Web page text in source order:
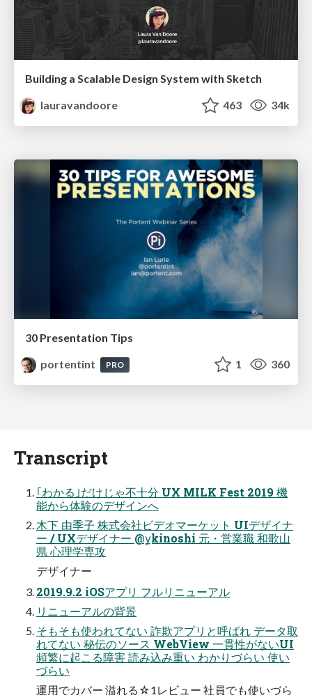
Building a Scalable Design System with Sketch
lauravandoore
463 34k
30 Presentation Tips
portentint
PRO 1 360
Transcript
｢わかる｣だけじゃ不十分 UX MILK Fest 2019 機
能から体験のデザインへ
木下 由季子 株式会社ビデオマーケット UIデザイナ
ー / UXデザイナー @y̲kinoshi 元・営業職 和歌山
県 心理学専攻
デザイナー
2019.9.2 iOSアプリ フルリニューアル
リニューアルの背景
そもそも使われてない 詐欺アプリと呼ばれ データ取
れてない 秘伝のソース WebView 一貫性がないUI
頻繁に起こる障害 読み込み重い わかりづらい 使い
づらい
運用でカバー 溢れる☆1レビュー 社員でも使いづら